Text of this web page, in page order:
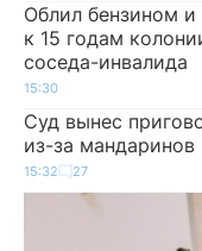
Облил бензином
к 15 годам
соседа-инвалида
15:30
Суд вынес
из-за мандаринов
15:32 27